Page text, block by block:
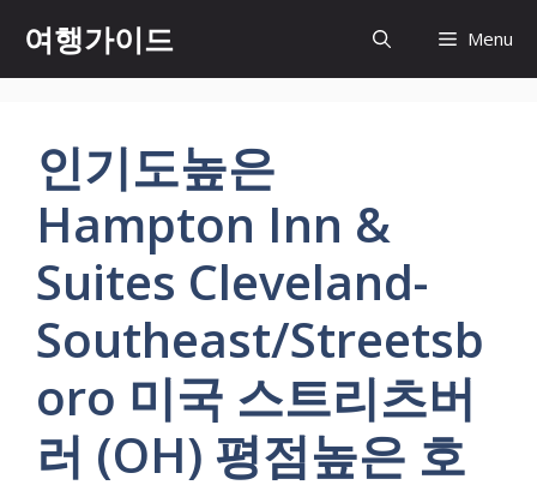
츠
여행가이드 Menu
인기도높은
Hampton Inn &
Suites Cleveland-
Southeast/Streetsb
oro 미국 스트리츠버
러 (OH) 평점높은 호